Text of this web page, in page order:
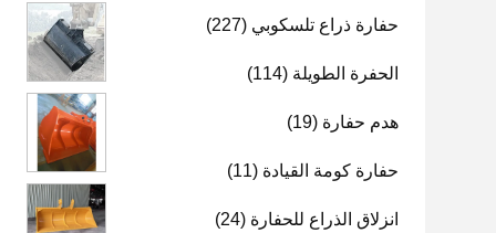
حفارة ذراع تلسكوبي (227)
الحفرة الطويلة (114)
هدم حفارة (19)
حفارة كومة القيادة (11)
انزلاق الذراع للحفارة (24)